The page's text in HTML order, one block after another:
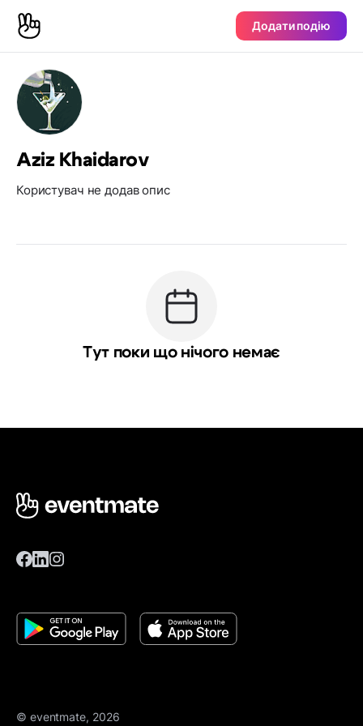
Додати подію
Aziz Khaidarov
Користувач не додав опис
Тут поки що нічого немає
© eventmate, 2026